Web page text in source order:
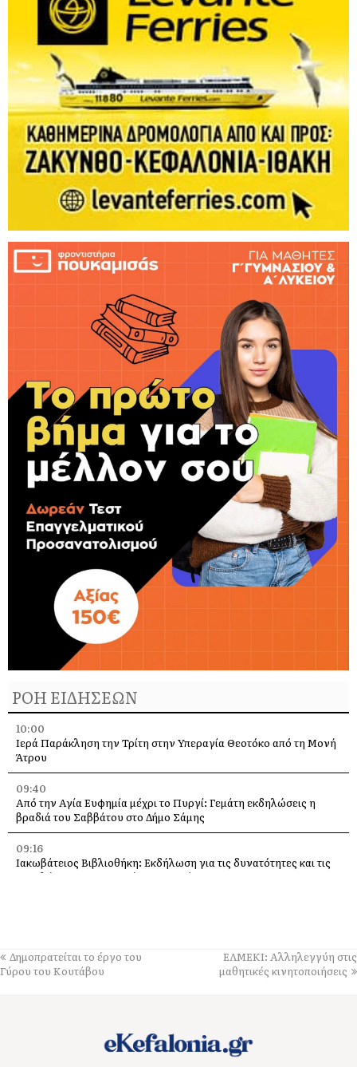
ΡΟΗ ΕΙΔΗΣΕΩΝ
10:00
Ιερά Παράκληση την Τρίτη στην Υπεραγία Θεοτόκο από τη Μονή
Άτρου
09:40
Από την Αγία Ευφημία μέχρι το Πυργί: Γεμάτη εκδηλώσεις η
βραδιά του Σαββάτου στο Δήμο Σάμης
09:16
Ιακωβάτειος Βιβλιοθήκη: Εκδήλωση για τις δυνατότητες και τις
προκλήσεις της Τεχνητής Νοημοσύνης
08:57
Όλα έτοιμα για την Γιορτή της Ρομπόλας στα Βαλσαμάτα
στο Δήμο Ληξουρίου ενόψει της νέας σχολικής χρονιάς
Δημοπρατείται το έργο του
Γύρου του Κουτάβου
ΕΛΜΕΚΙ: Αλληλεγγύη στις
μαθητικές κινητοποιήσεις